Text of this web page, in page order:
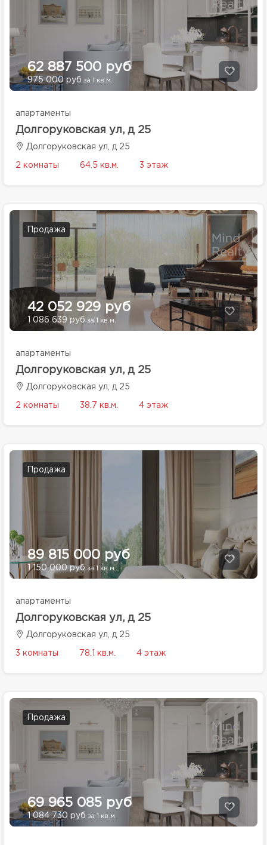
62 887 500 руб
975 000 руб за 1 кв.м.
апартаменты
Долгоруковская ул, д 25
Долгоруковская ул, д 25
2 комнаты 64.5 кв.м. 3 этаж
Продажа
42 052 929 руб
1 086 639 руб за 1 кв.м.
апартаменты
Долгоруковская ул, д 25
Долгоруковская ул, д 25
2 комнаты 38.7 кв.м. 4 этаж
Продажа
89 815 000 руб
1 150 000 руб за 1 кв.м.
апартаменты
Долгоруковская ул, д 25
Долгоруковская ул, д 25
3 комнаты 78.1 кв.м. 4 этаж
Продажа
69 965 085 руб
1 084 730 руб за 1 кв.м.